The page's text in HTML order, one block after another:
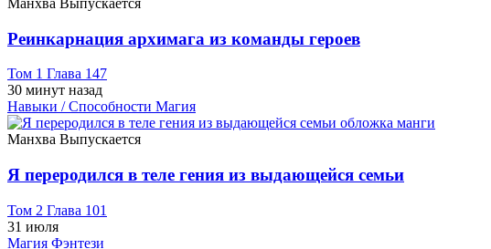
Реинкарнация архимага из команды героев
Том 1 Глава 147
30 минут назад
Навыки / Способности Магия
Манхва Выпускается
Я переродился в теле гения из выдающейся семьи
Том 2 Глава 101
31 июля
Магия Фэнтези